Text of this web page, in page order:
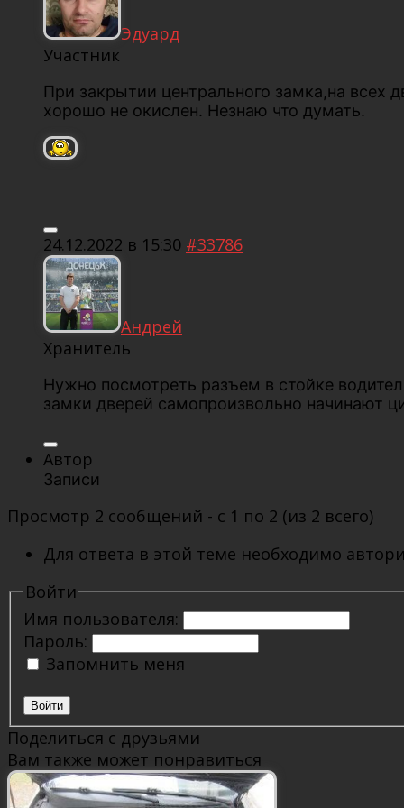
Эдуард
Участник
При закрытии центрального замка,на
хорошо не окислен. Незнаю что думать.
24.12.2022 в 15:30 #33786
Андрей
Хранитель
Нужно посмотреть разъем в стойке
замки дверей самопроизвольно начинают
Автор
Записи
Просмотр 2 сообщений - с 1 по 2 (из 2 всего)
Для ответа в этой теме необходимо
Войти
Имя пользователя:
Пароль:
Запомнить меня
Войти
Поделиться с друзьями
Вам также может понравиться